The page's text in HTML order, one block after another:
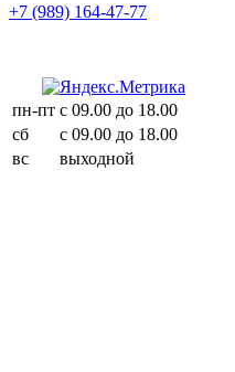
+7 (989) 164-47-77
пн-пт с 09.00 до 18.00
сб
с 09.00 до 18.00
вс
выходной